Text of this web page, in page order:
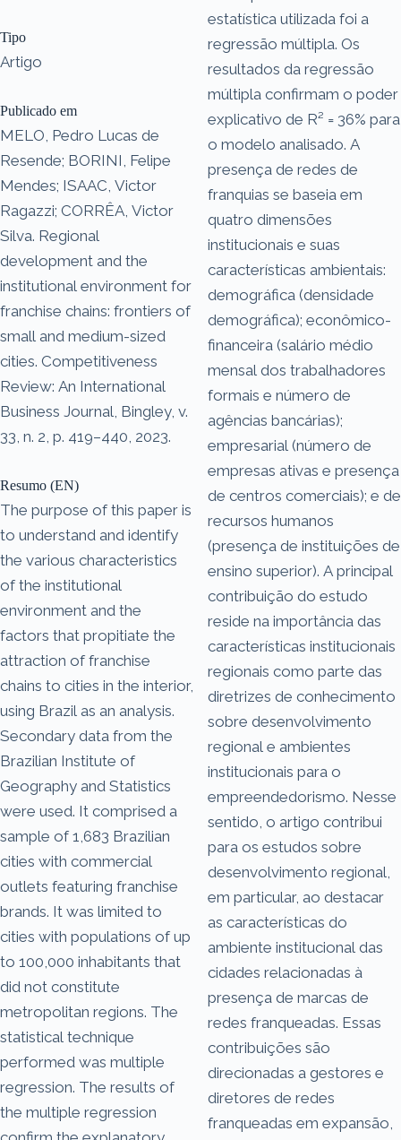
Tipo
Artigo
Publicado em
MELO, Pedro Lucas de
Resende; BORINI, Felipe
Mendes; ISAAC, Victor
Ragazzi; CORRÊA, Victor
Silva. Regional
development and the
institutional environment for
franchise chains: frontiers of
small and medium-sized
cities. Competitiveness
Review: An International
Business Journal, Bingley, v.
33, n. 2, p. 419–440, 2023.
Resumo (EN)
The purpose of this paper is
to understand and identify
the various characteristics
of the institutional
environment and the
factors that propitiate the
attraction of franchise
chains to cities in the interior,
using Brazil as an analysis.
Secondary data from the
Brazilian Institute of
Geography and Statistics
were used. It comprised a
sample of 1,683 Brazilian
cities with commercial
outlets featuring franchise
brands. It was limited to
cities with populations of up
to 100,000 inhabitants that
did not constitute
metropolitan regions. The
statistical technique
performed was multiple
regression. The results of
the multiple regression
estatística utilizada foi a
regressão múltipla. Os
resultados da regressão
múltipla confirmam o poder
explicativo de R² = 36% para
o modelo analisado. A
presença de redes de
franquias se baseia em
quatro dimensões
institucionais e suas
características ambientais:
demográfica (densidade
demográfica); econômico-
financeira (salário médio
mensal dos trabalhadores
formais e número de
agências bancárias);
empresarial (número de
empresas ativas e presença
de centros comerciais); e de
recursos humanos
(presença de instituições de
ensino superior). A principal
contribuição do estudo
reside na importância das
características institucionais
regionais como parte das
diretrizes de conhecimento
sobre desenvolvimento
regional e ambientes
institucionais para o
empreendedorismo. Nesse
sentido, o artigo contribui
para os estudos sobre
desenvolvimento regional,
em particular, ao destacar
as características do
ambiente institucional das
cidades relacionadas à
presença de marcas de
redes franqueadas. Essas
contribuições são
direcionadas a gestores e
diretores de redes
franqueadas em expansão,